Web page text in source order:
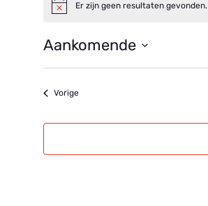
BerichtEr zijn geen resultaten gevonden.
Aankomende
datum.
VorigeEvenementen